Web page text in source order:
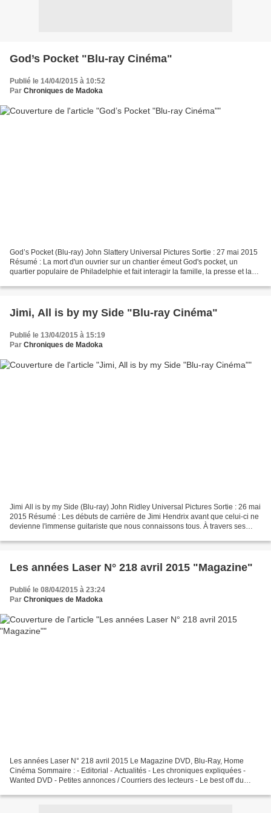
God’s Pocket "Blu-ray Cinéma"
Publié le 14/04/2015 à 10:52
Par Chroniques de Madoka
God’s Pocket (Blu-ray) John Slattery Universal Pictures Sortie : 27 mai 2015
Résumé : La mort d'un ouvrier sur un chantier émeut God's pocket, un
quartier populaire de Philadelphie et fait interagir la famille, la presse et la
Jimi, All is by my Side "Blu-ray Cinéma"
Publié le 13/04/2015 à 15:19
Par Chroniques de Madoka
Jimi All is by my Side (Blu-ray) John Ridley Universal Pictures Sortie : 26 mai
2015 Résumé : Les débuts de carrière de Jimi Hendrix avant que celui-ci ne
devienne l'immense guitariste que nous connaissons tous. À travers ses
Les années Laser N° 218 avril 2015 "Magazine"
Publié le 08/04/2015 à 23:24
Par Chroniques de Madoka
Les années Laser N° 218 avril 2015 Le Magazine DVD, Blu-Ray, Home
Cinéma Sommaire : - Editorial - Actualités - Les chroniques expliquées -
Wanted DVD - Petites annonces / Courriers des lecteurs - Le best off du